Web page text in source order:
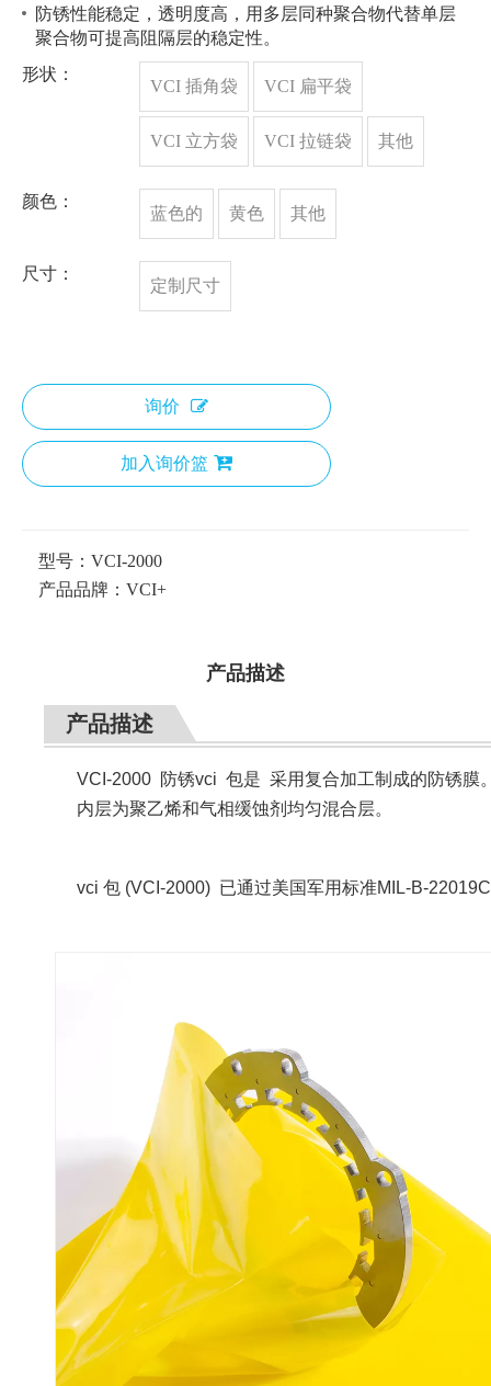
防锈性能稳定，透明度高，用多层同种聚合物代替单层
聚合物可提高阻隔层的稳定性。
形状：
VCI 插角袋 VCI 扁平袋
VCI 立方袋 VCI 拉链袋 其他
颜色：
蓝色的 黄色 其他
尺寸：
定制尺寸
询价
加入询价篮
型号： VCI-2000
产品品牌： VCI+
产品描述
产品描述
VCI-2000 防锈vci 包是 采用复合加工制成的防锈膜
内层为聚乙烯和气相缓蚀剂均匀混合层。
vci 包 (VCI-2000) 已通过美国军用标准MIL-B-